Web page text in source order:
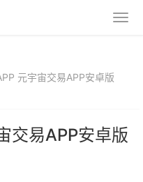
元宇宙交易APP安卓版
交易APP安卓版